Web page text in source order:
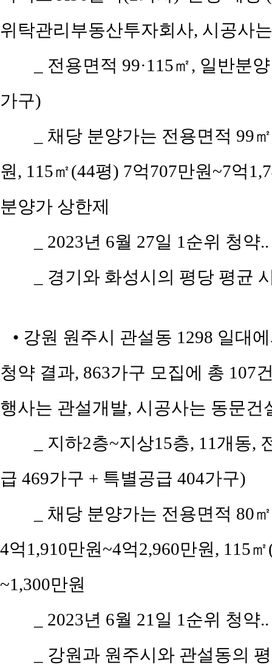
위탁관리부동산투자회사, 시공사
_ 전용면적 99·115㎡, 일반분
가구)
_ 채당 분양가는 전용면적 99
원, 115㎡(44평) 7억707만원~7억
분양가 상한제
_ 2023년 6월 27일 1순위 청
_ 경기와 화성시의 평당 평균
• 강원 원주시 관설동 1298 일대
청약 결과, 863가구 모집에 총 107
행사는 관설개발, 시공사는 동문건
_ 지하2층~지상15층, 11개동,
급 469가구 + 특별공급 404가구)
_ 채당 분양가는 전용면적 80
4억1,910만원~4억2,960만원, 115
~1,300만원
_ 2023년 6월 21일 1순위 청
_ 강원과 원주시와 관설동의